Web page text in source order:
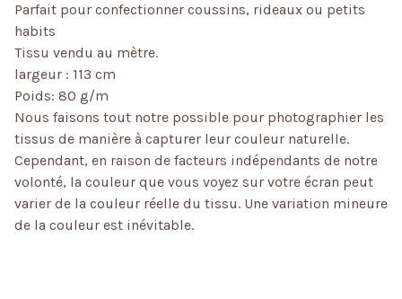
Parfait pour confectionner coussins, rideaux ou petits
habits
Tissu vendu au mètre.
largeur : 113 cm
Poids: 80 g/m
Nous faisons tout notre possible pour photographier les
tissus de manière à capturer leur couleur naturelle.
Cependant, en raison de facteurs indépendants de notre
volonté, la couleur que vous voyez sur votre écran peut
varier de la couleur réelle du tissu. Une variation mineure
de la couleur est inévitable.